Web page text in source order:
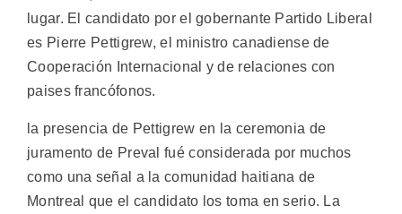
lugar. El candidato por el gobernante Partido Liberal
es Pierre Pettigrew, el ministro canadiense de
Cooperación Internacional y de relaciones con
paises francófonos.
la presencia de Pettigrew en la ceremonia de
juramento de Preval fué considerada por muchos
como una señal a la comunidad haitiana de
Montreal que el candidato los toma en serio. La